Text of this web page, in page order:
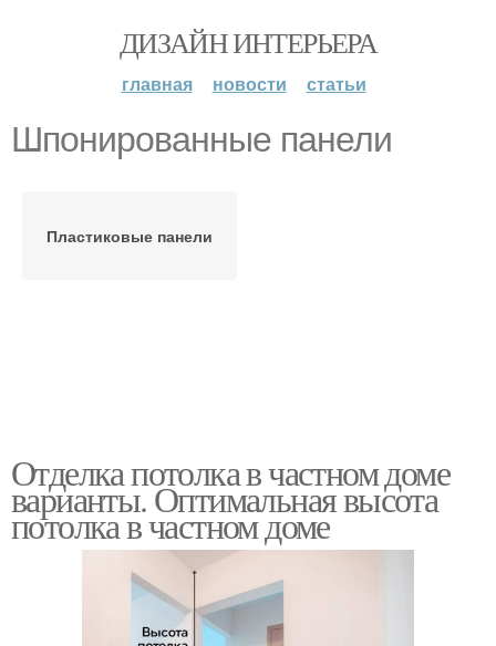
ДИЗАЙН ИНТЕРЬЕРА
главная новости статьи
Шпонированные панели
Пластиковые панели
Отделка потолка в частном доме
варианты. Оптимальная высота
потолка в частном доме